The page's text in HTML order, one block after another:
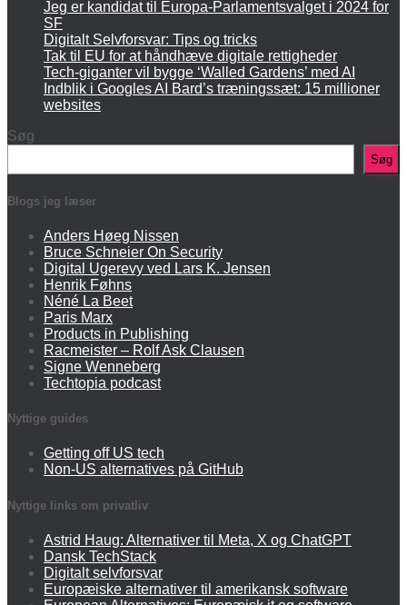
Jeg er kandidat til Europa-Parlamentsvalget i 2024 for
SF
Digitalt Selvforsvar: Tips og tricks
Tak til EU for at håndhæve digitale rettigheder
Tech-giganter vil bygge ‘Walled Gardens’ med AI
Indblik i Googles AI Bard’s træningssæt: 15 millioner
websites
Søg
Søg
Blogs jeg læser
Anders Høeg Nissen
Bruce Schneier On Security
Digital Ugerevy ved Lars K. Jensen
Henrik Føhns
Néné La Beet
Paris Marx
Products in Publishing
Racmeister – Rolf Ask Clausen
Signe Wenneberg
Techtopia podcast
Nyttige guides
Getting off US tech
Non-US alternatives på GitHub
Nyttige links om privatliv
Astrid Haug: Alternativer til Meta, X og ChatGPT
Dansk TechStack
Digitalt selvforsvar
Europæiske alternativer til amerikansk software